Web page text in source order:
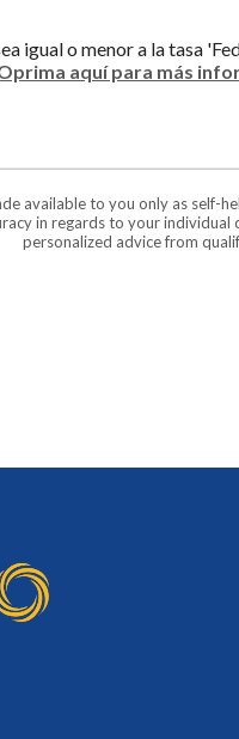
igual o menor a la tasa
aquí para más
available to you only as
in regards to your
personalized advice from